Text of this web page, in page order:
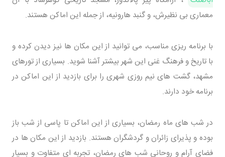
معماری بی نظیرش، و گنبد هارونیه، از جمله این اماکن هستند.
با برنامه ریزی مناسب، می توانید از این مکان ها نیز دیدن کرده و
با تاریخ و فرهنگ غنی این شهر بیشتر آشنا شوید. بسیاری از تورهای
مشهد، گشت های نیم روزی شهری را برای بازدید از این اماکن در
برنامه خود دارند.
در شب های ماه رمضان، بسیاری از این اماکن تا پاسی از شب باز
بوده و پذیرای زائران و گردشگران هستند. بازدید از این مکان ها در
فضای آرام و روحانی شب های رمضان، تجربه ای متفاوت و بسیار